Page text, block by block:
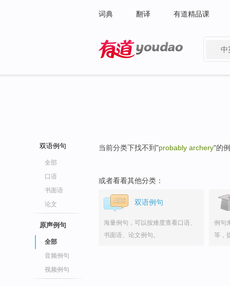
词典 翻译 有道精品课
中
双语例句
全部
口语
书面语
论文
原声例句
全部
音频例句
视频例句
当前分类下找不到"probably archery"的例
或者看看其他分类：
双语例句
海量例句，可以按难度查看口语、
书面语、论文例句。
例句
等，